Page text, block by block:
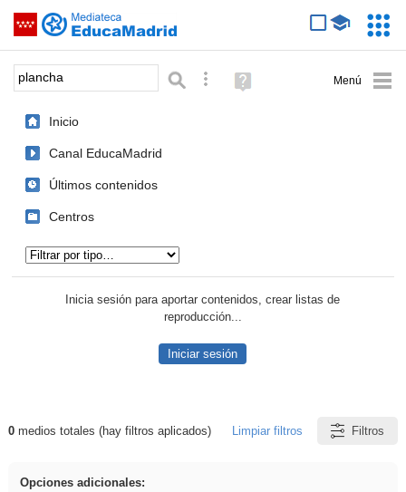
Saltar navegación
Palabra o frase: Búsqueda avanzada
Ayuda
(en
Inicio
Canal EducaMadrid
Últimos contenidos
Centros
Inicia sesión para aportar contenidos, crear listas de
reproducción...
Iniciar sesión
Resultados de: plancha
0medios totales (hay filtros aplicados) Limpiar filtros Filtros
Opciones adicionales: